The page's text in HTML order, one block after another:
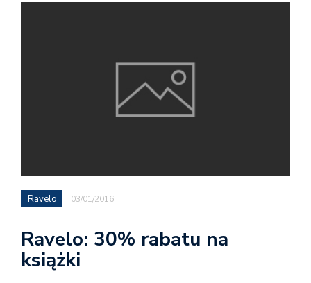
Ravelo 03/01/2016
Ravelo: 30% rabatu na
książki